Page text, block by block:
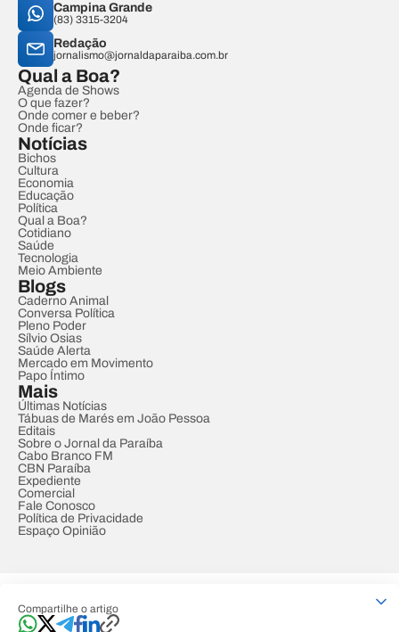
Compartilhe o artigo
Campina Grande
(83) 3315-3204
Redação
jornalismo@jornaldaparaiba.com.br
Qual a Boa?
Agenda de Shows
O que fazer?
Onde comer e beber?
Onde ficar?
Notícias
Bichos
Cultura
Economia
Educação
Política
Qual a Boa?
Cotidiano
Saúde
Tecnologia
Meio Ambiente
Blogs
Caderno Animal
Conversa Política
Pleno Poder
Sílvio Osias
Saúde Alerta
Mercado em Movimento
Papo Íntimo
Mais
Últimas Notícias
Tábuas de Marés em João Pessoa
Editais
Sobre o Jornal da Paraíba
Cabo Branco FM
CBN Paraíba
Expediente
Comercial
Fale Conosco
Política de Privacidade
Espaço Opinião
Developed by Designed by